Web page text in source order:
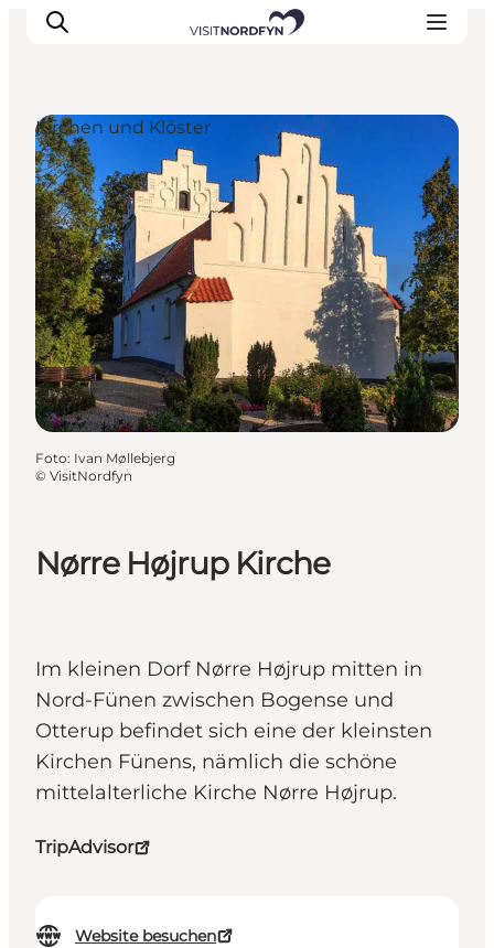
Erleben
Eventkalender
Essen und Trinken
Unterkünfte
Erlebnisbuchung
Für Kinder
Nørre Højrup Kirche
Im kleinen Dorf Nørre Højrup mitten in
Nord-Fünen zwischen Bogense und
Otterup befindet sich eine der kleinsten
Kirchen Fünens, nämlich die schöne
mittelalterliche Kirche Nørre Højrup.
TripAdvisor
Website besuchen
Kirchen und Klöster
Foto: Ivan Møllebjerg
© VisitNordfyn